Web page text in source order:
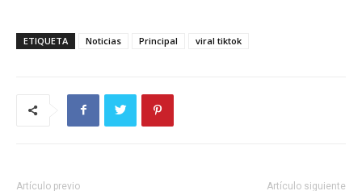
ETIQUETA Noticias Principal viral tiktok
Artículo previo Artículo siguiente